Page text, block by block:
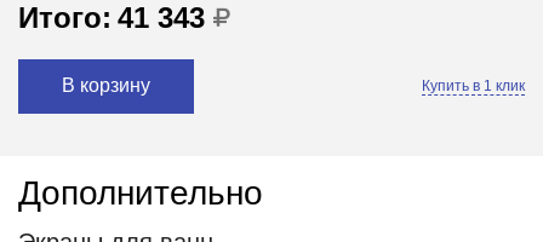
Итого: 41 343
В корзину Купить в 1 клик
Дополнительно